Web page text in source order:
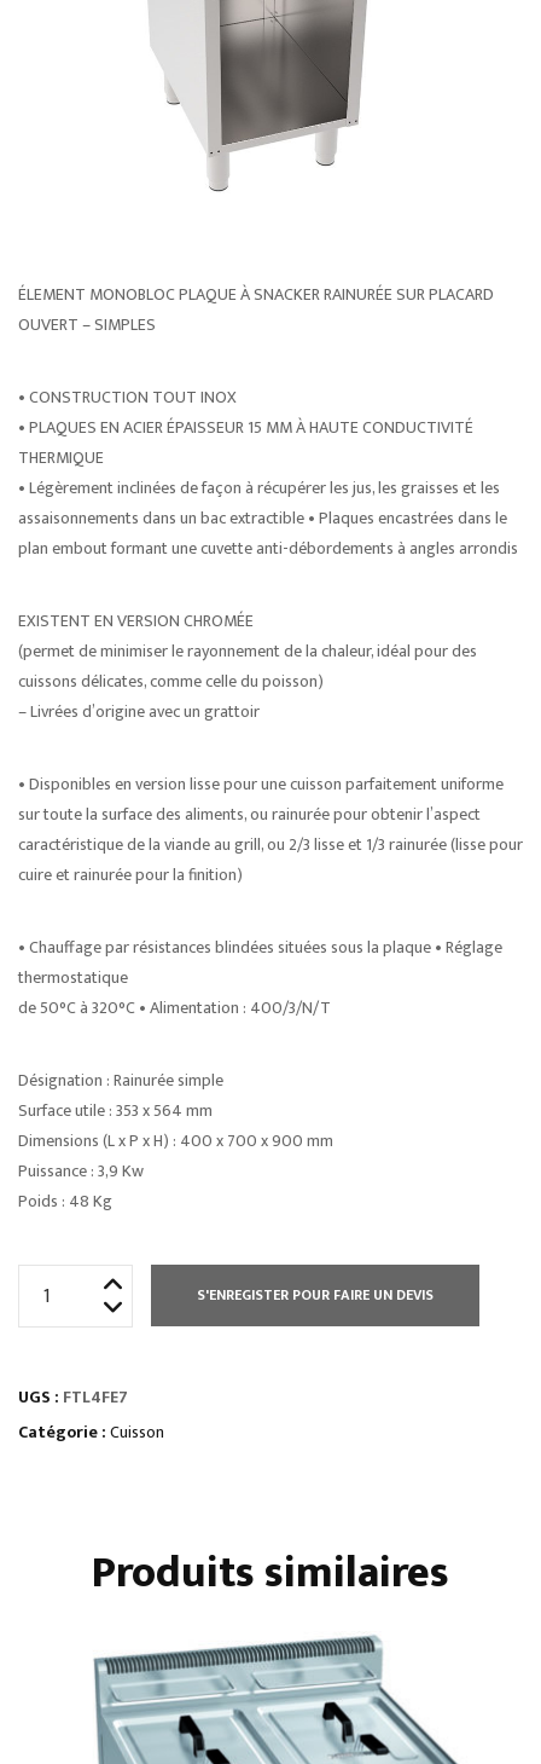
ÉLEMENT MONOBLOC PLAQUE À SNACKER RAINURÉE SUR PLACARD
OUVERT – SIMPLES
• CONSTRUCTION TOUT INOX
• PLAQUES EN ACIER ÉPAISSEUR 15 MM À HAUTE CONDUCTIVITÉ
THERMIQUE
• Légèrement inclinées de façon à récupérer les jus, les graisses et les
assaisonnements dans un bac extractible • Plaques encastrées dans le
plan embout formant une cuvette anti-débordements à angles arrondis
EXISTENT EN VERSION CHROMÉE
(permet de minimiser le rayonnement de la chaleur, idéal pour des
cuissons délicates, comme celle du poisson)
– Livrées d’origine avec un grattoir
• Disponibles en version lisse pour une cuisson parfaitement uniforme
sur toute la surface des aliments, ou rainurée pour obtenir l’aspect
caractéristique de la viande au grill, ou 2/3 lisse et 1/3 rainurée (lisse pour
cuire et rainurée pour la finition)
• Chauffage par résistances blindées situées sous la plaque • Réglage
thermostatique
de 50°C à 320°C • Alimentation : 400/3/N/T
Désignation : Rainurée simple
Surface utile : 353 x 564 mm
Dimensions (L x P x H) : 400 x 700 x 900 mm
Puissance : 3,9 Kw
Poids : 48 Kg
PLAQUE
À
S'ENREGISTER POUR FAIRE UN DEVIS
UGS : FTL4FE7
Catégorie :Cuisson
Produits similaires